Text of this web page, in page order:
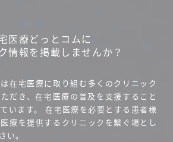
医療どっとコムに
情報を掲載しませんか？
在宅医療に取り組む多くのクリニック
だき、在宅医療の普及を支援すること
います。在宅医療を必要とする患者様
療を提供するクリニックを繋ぐ場とし
い。